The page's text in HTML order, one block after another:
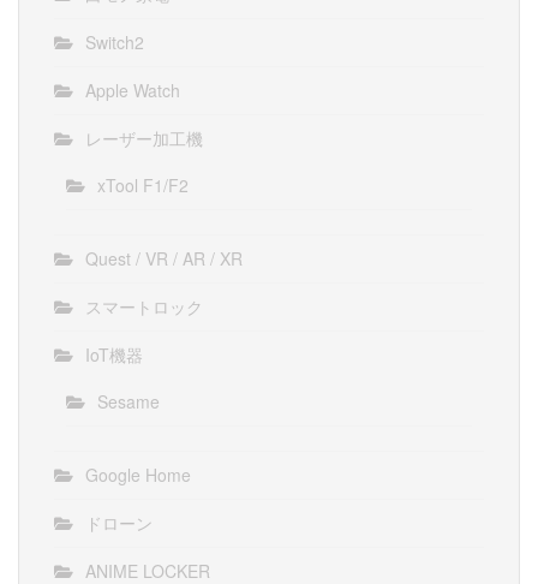
Switch2
Apple Watch
レーザー加工機
xTool F1/F2
Quest / VR / AR / XR
スマートロック
IoT機器
Sesame
Google Home
ドローン
ANIME LOCKER